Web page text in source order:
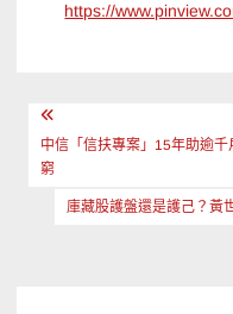
https://
文
章
中信「信扶專案」15年助逾
窮
庫藏股護盤還是護己？黃